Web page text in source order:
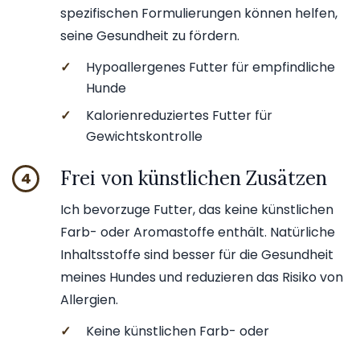
spezifischen Formulierungen können helfen,
seine Gesundheit zu fördern.
✓
Hypoallergenes Futter für empfindliche
Hunde
✓
Kalorienreduziertes Futter für
Gewichtskontrolle
4 Frei von künstlichen Zusätzen
Ich bevorzuge Futter, das keine künstlichen
Farb- oder Aromastoffe enthält. Natürliche
Inhaltsstoffe sind besser für die Gesundheit
meines Hundes und reduzieren das Risiko von
Allergien.
✓
Keine künstlichen Farb- oder